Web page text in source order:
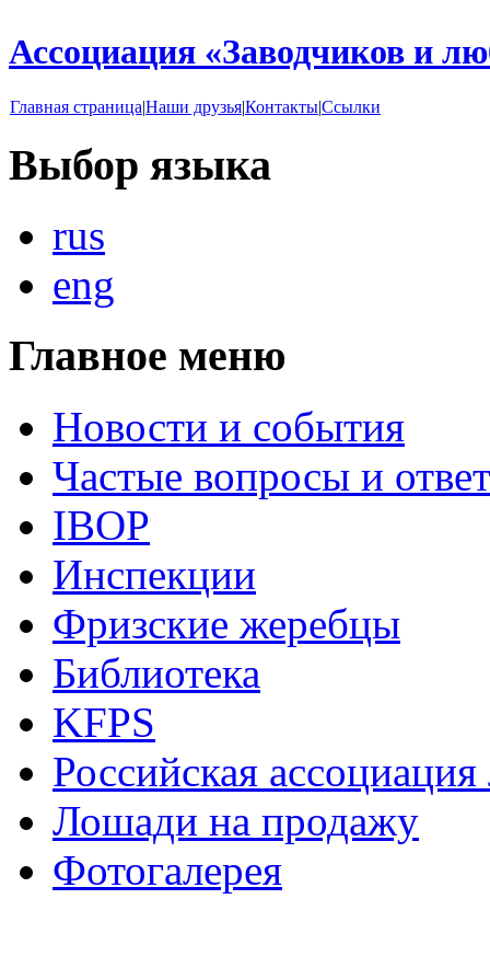
Ассоциация «Заводчиков и
Главная страница|Наши друзья|Контакты|Ссылки
Выбор языка
rus
eng
Главное меню
Новости и события
Частые вопросы и
IBOP
Инспекции
Фризские жеребцы
Библиотека
KFPS
Российская
Лошади на продажу
Фотогалерея